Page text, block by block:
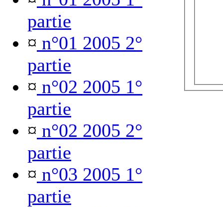
partie
¤ n°01 2005 2°
partie
¤ n°02 2005 1°
partie
¤ n°02 2005 2°
partie
¤ n°03 2005 1°
partie